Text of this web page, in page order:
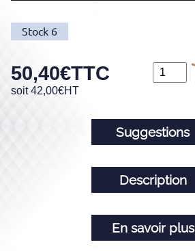
Stock 6
50,40€TTC
soit 42,00€HT
Suggestions
Description
En savoir plus